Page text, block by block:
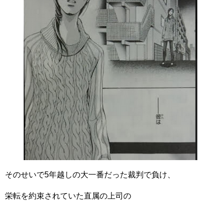
そのせいで5年越しの大一番だった裁判で負け、
栄転を約束されていた直属の上司の